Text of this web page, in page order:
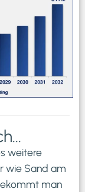
weitere
wie Sand am
man